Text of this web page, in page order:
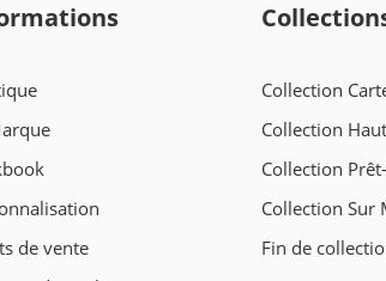
de vente
Collection
Collection
Collection
Collection Sur
Fin de